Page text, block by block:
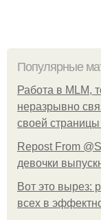
Популярные
Работа в MLM,
неразрывно
своей страницы
Repost From
девочки
Вот это вырез:
всех в